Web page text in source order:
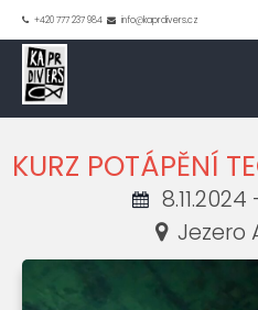
+420 777 237 984 info@kaprdivers.cz
KURZ POTÁPĚNÍ
8.11.2024
Jezero